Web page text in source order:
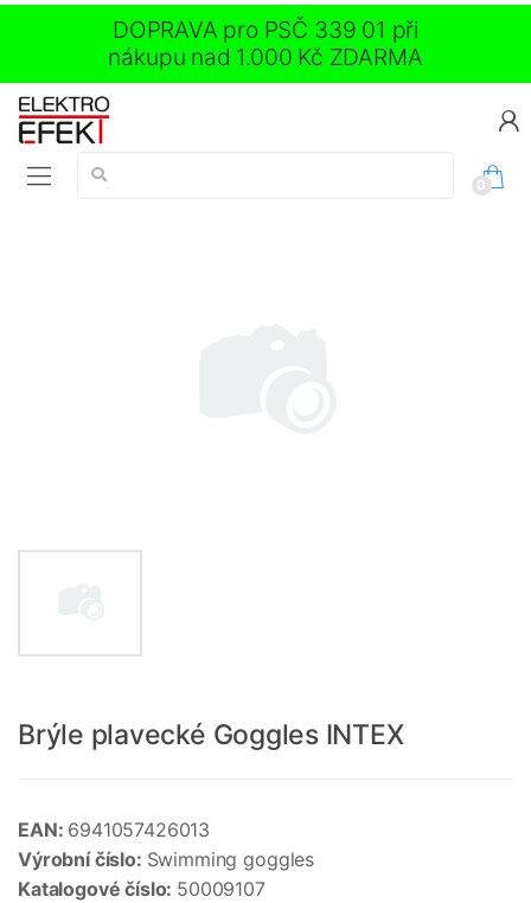
DOPRAVA pro PSČ 339 01 při
nákupu nad 1.000 Kč ZDARMA
Vyhledávání:
0
Brýle plavecké Goggles INTEX
EAN: 6941057426013
Výrobní číslo: Swimming goggles
Katalogové číslo: 50009107